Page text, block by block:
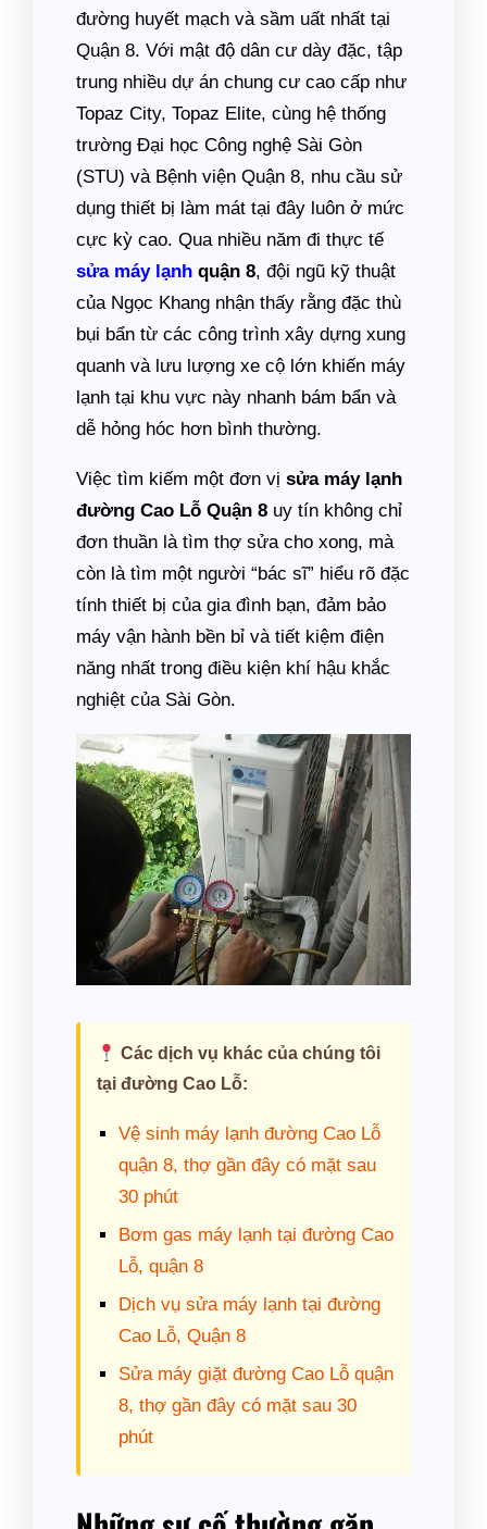
đường huyết mạch và sầm uất nhất tại
Quận 8. Với mật độ dân cư dày đặc, tập
trung nhiều dự án chung cư cao cấp như
Topaz City, Topaz Elite, cùng hệ thống
trường Đại học Công nghệ Sài Gòn
(STU) và Bệnh viện Quận 8, nhu cầu sử
dụng thiết bị làm mát tại đây luôn ở mức
cực kỳ cao. Qua nhiều năm đi thực tế
sửa máy lạnh quận 8, đội ngũ kỹ thuật
của Ngọc Khang nhận thấy rằng đặc thù
bụi bẩn từ các công trình xây dựng xung
quanh và lưu lượng xe cộ lớn khiến máy
lạnh tại khu vực này nhanh bám bẩn và
dễ hỏng hóc hơn bình thường.
Việc tìm kiếm một đơn vị sửa máy lạnh
đường Cao Lỗ Quận 8 uy tín không chỉ
đơn thuần là tìm thợ sửa cho xong, mà
còn là tìm một người “bác sĩ” hiểu rõ đặc
tính thiết bị của gia đình bạn, đảm bảo
máy vận hành bền bỉ và tiết kiệm điện
năng nhất trong điều kiện khí hậu khắc
nghiệt của Sài Gòn.
Các dịch vụ khác của chúng tôi
tại đường Cao Lỗ:
Vệ sinh máy lạnh đường Cao Lỗ
quận 8, thợ gần đây có mặt sau
30 phút
Bơm gas máy lạnh tại đường Cao
Lỗ, quận 8
Dịch vụ sửa máy lạnh tại đường
Cao Lỗ, Quận 8
Sửa máy giặt đường Cao Lỗ quận
8, thợ gần đây có mặt sau 30
phút